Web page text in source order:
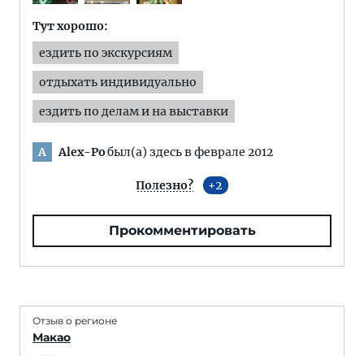
Тут хорошо:
ездить по экскурсиям
отдыхать индивидуально
ездить по делам и на выставки
A Alex-Poбыл(а) здесь в феврале 2012
Полезно? 2
Прокомментировать
Отзыв о регионе
Макао